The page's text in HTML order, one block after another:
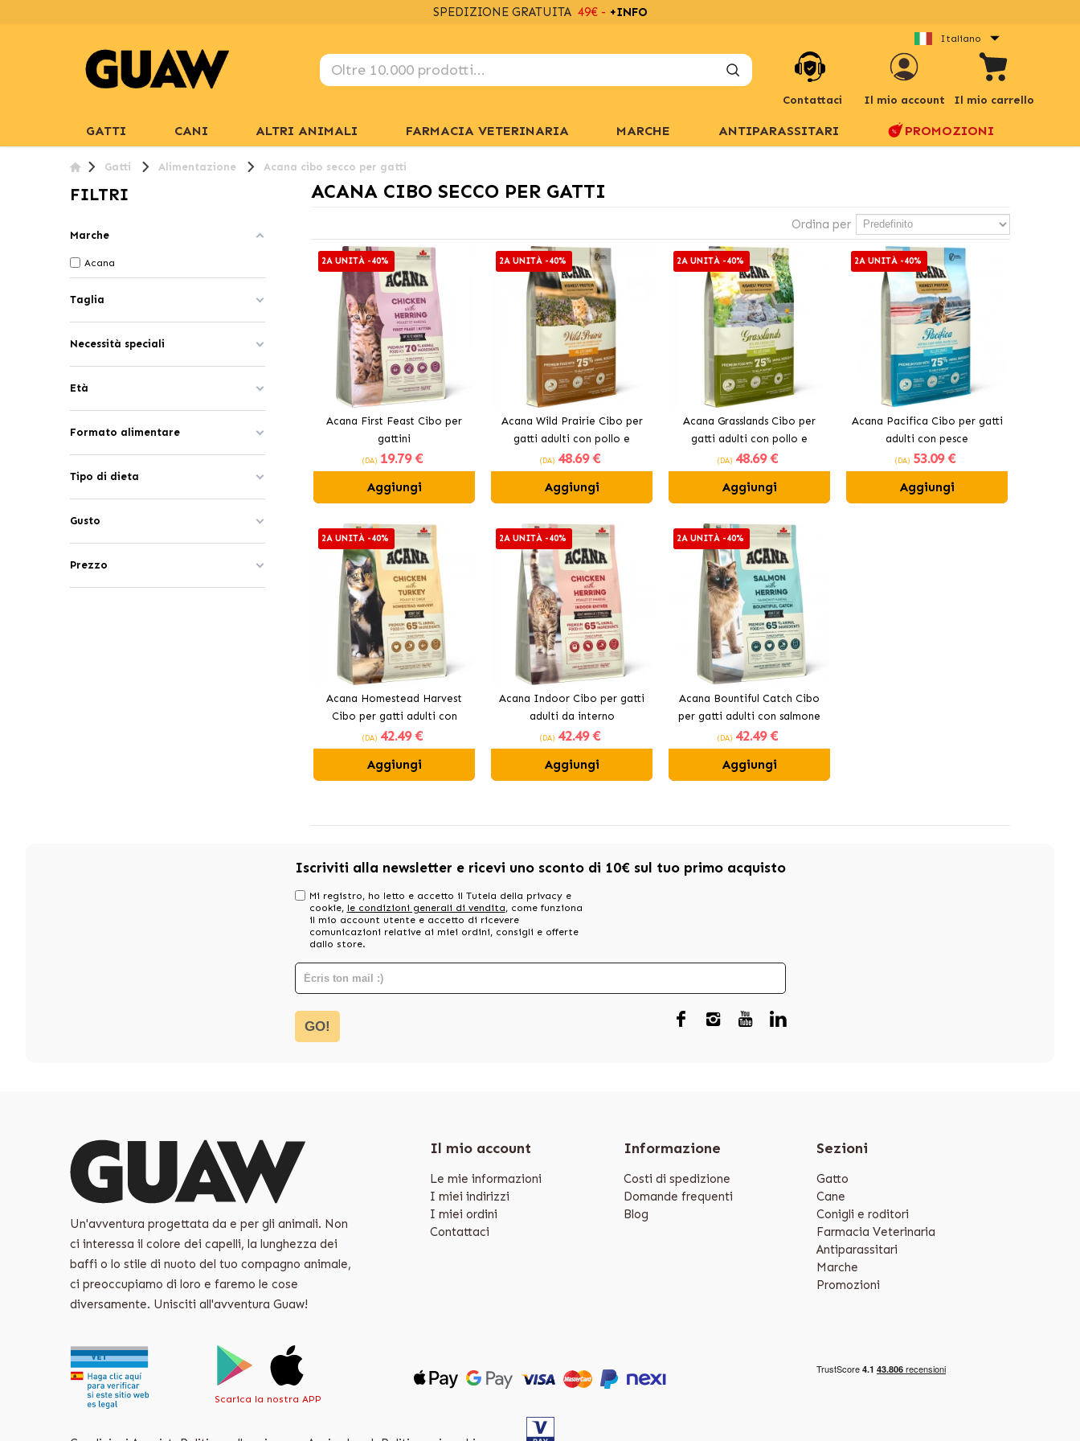
SPEDIZIONE GRATUITA 49€ - +INFO
Italiano
Contattaci Il mio account Il mio carrello
GATTI CANI ALTRI ANIMALI FARMACIA VETERINARIA MARCHE ANTIPARASSITARI PROMOZIONI
Gatti Alimentazione Acana cibo secco per gatti
FILTRI
Marche
Acana
Taglia
Necessità speciali
Età
Formato alimentare
Tipo di dieta
Gusto
Prezzo
ACANA CIBO SECCO PER GATTI
Ordina per
2A UNITÀ -40%
Acana First Feast Cibo per
gattini
(DA) 19.79 €
Aggiungi
2A UNITÀ -40%
Acana Wild Prairie Cibo per
gatti adulti con pollo e
tacchino
(DA) 48.69 €
Aggiungi
2A UNITÀ -40%
Acana Grasslands Cibo per
gatti adulti con pollo e
anatra
(DA) 48.69 €
Aggiungi
2A UNITÀ -40%
Acana Pacifica Cibo per gatti
adulti con pesce
(DA) 53.09 €
Aggiungi
2A UNITÀ -40%
Acana Homestead Harvest
Cibo per gatti adulti con
pollo fresco
(DA) 42.49 €
Aggiungi
2A UNITÀ -40%
Acana Indoor Cibo per gatti
adulti da interno
(DA) 42.49 €
Aggiungi
2A UNITÀ -40%
Acana Bountiful Catch Cibo
per gatti adulti con salmone
selvatico
(DA) 42.49 €
Aggiungi
Iscriviti alla newsletter e ricevi uno sconto di 10€ sul tuo primo acquisto
Mi registro, ho letto e accetto il Tutela della privacy e
cookie, le condizioni generali di vendita, come funziona
il mio account utente e accetto di ricevere
comunicazioni relative ai miei ordini, consigli e offerte
dallo store.
GO!
Un'avventura progettata da e per gli animali. Non
ci interessa il colore dei capelli, la lunghezza dei
baffi o lo stile di nuoto del tuo compagno animale,
ci preoccupiamo di loro e faremo le cose
diversamente. Unisciti all'avventura Guaw!
Il mio account
Le mie informazioni
I miei indirizzi
I miei ordini
Contattaci
Informazione
Costi di spedizione
Domande frequenti
Blog
Sezioni
Gatto
Cane
Conigli e roditori
Farmacia Veterinaria
Antiparassitari
Marche
Promozioni
Scarica la nostra APP